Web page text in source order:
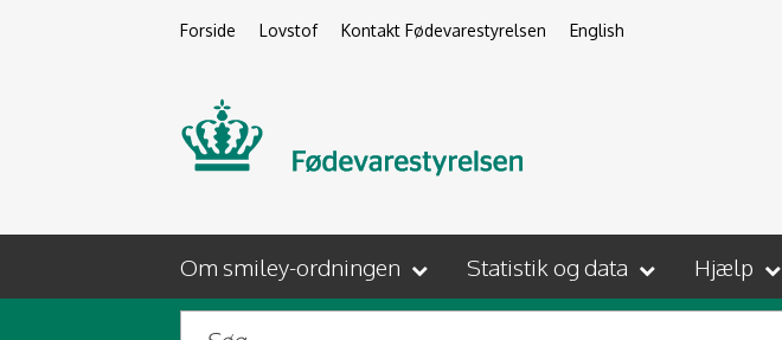
Forside Lovstof Kontakt Fødevarestyrelsen English
Om smiley-ordningen Statistik og data Hjælp